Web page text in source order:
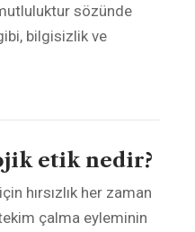
sözünde
bilgisizlik ve
etik nedir?
hırsızlık her zaman
çalma eyleminin